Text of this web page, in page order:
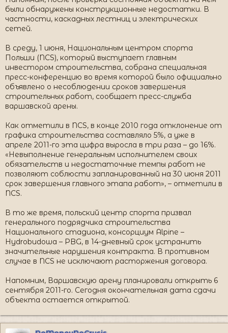
были обнаружены конструкционные недостатки. В
частности, каскадных лестниц и электрических
сетей.
В среду, 1 июня, Национальным центром спорта
Польши (NCS), который выступает главным
инвестором строительства, собрана специальная
пресс-конференцию во время которой было официально
объявлено о несоблюдении сроков завершения
строительных работ, сообщает пресс-служба
варшавской арены.
Как отметили в NCS, в конце 2010 года отклонение от
графика строительства составляло 5%, а уже в
апреле 2011-го эта цифра выросла в три раза – до 16%.
«Невыполнение генеральным исполнителем своих
обязательств и недостаточные темпы работ не
позволяют соблюсти запланированный на 30 июня 2011
срок завершения главного этапа работ», – отметили в
NCS.
В то же время, польский центр спорта призвал
генерального подрядчика строительства
Национального стадиона, консорциум Alpine –
Hydrobudowa – PBG, в 14-дневный срок устранить
значительные нарушения контракта. В противном
случае в NCS не исключают расторжения договора.
Напомним, Варшавскую арену планировали открыть 6
сентября 2011-го. Сегодня окончательная дата сдачи
объекта остается открытой.